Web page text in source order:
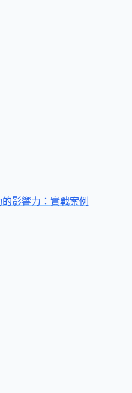
影響力：實戰案例